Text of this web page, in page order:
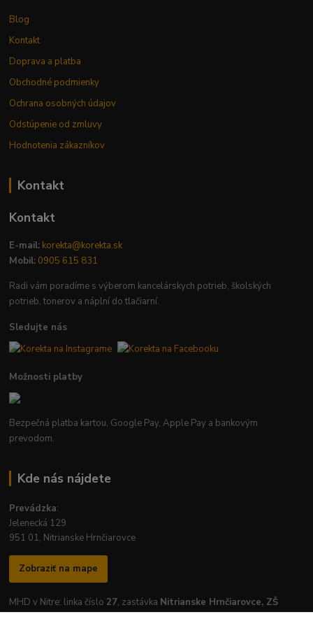
Blog
Kontakt
Doprava a platba
Obchodné podmienky
Ochrana osobných údajov
Odstúpenie od zmluvy
Hodnotenia zákazníkov
Kontakt
Kontakt
E-mail: korekta@korekta.sk
Mobil: 0905 615 831
Radi vám poradíme s výberom kancelárskych potrieb, školských
potrieb, tonerov a náplní do tlačiarní.
Sledujte nás
Možnosti platby
Bezpečná platba kartou, Google Pay, Apple Pay a bankovým
prevodom.
Kde nás nájdete
Prevádzka:
Jelenecká 129
951 01, Nitrianske Hrnčiarovce
Zobraziť na mape
MHD v Nitre: linka číslo 27, zastávka Nitrianske Hrnčiarovce, ZŠ